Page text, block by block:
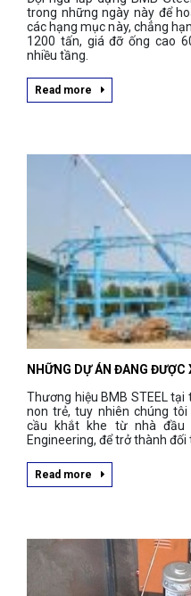
trong những ngày này để
các hạng mục này, chẳng
1200 tấn, giá đỡ ống cao
nhiều tầng.
Read more
NHỮNG DỰ ÁN ĐANG
Thương hiệu BMB STEEL
non trẻ, tuy nhiên chúng
cầu khắt khe từ nhà đầu
Engineering, để trở thành
Read more